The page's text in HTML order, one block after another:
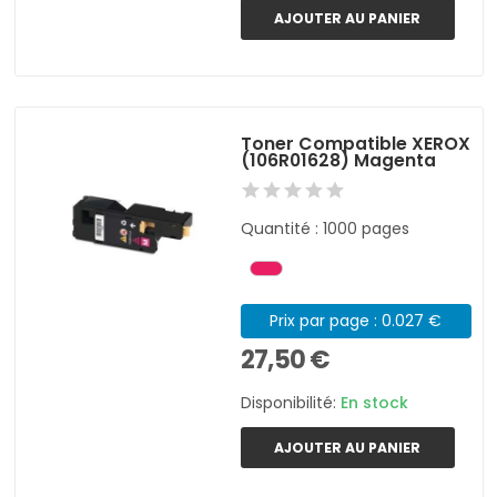
AJOUTER AU PANIER
Toner Compatible XEROX
(106R01628) Magenta
Quantité : 1000 pages
Prix par page : 0.027 €
27,50 €
Disponibilité: En stock
AJOUTER AU PANIER